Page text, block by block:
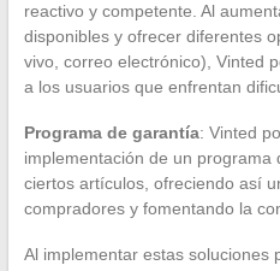
reactivo y competente. Al
disponibles y ofrecer diferentes
vivo, correo electrónico), Vinted
a los usuarios que enfrentan
Programa de garantía: Vinted
implementación de un
ciertos artículos, ofreciendo así
compradores y fomentando la
Al implementar estas soluciones